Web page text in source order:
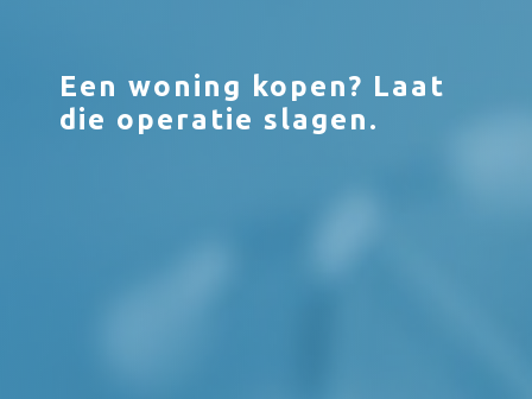
Een woning kopen? Laat
die operatie slagen.